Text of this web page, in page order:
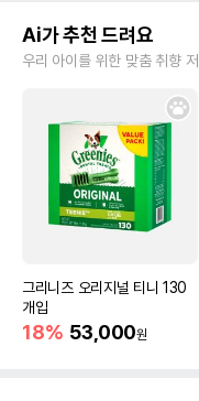
Ai가 추천 드려요
우리 아이를 위한 맞춤 취향
그리니즈 오리지널 티니 130
개입
18% 53,000원